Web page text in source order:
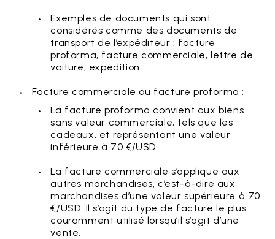
Exemples de documents qui sont
considérés comme des documents de
transport de l’expéditeur : facture
proforma, facture commerciale, lettre de
voiture, expédition.
Facture commerciale ou facture proforma :
La facture proforma convient aux biens
sans valeur commerciale, tels que les
cadeaux, et représentant une valeur
inférieure à 70 €/USD.
La facture commerciale s’applique aux
autres marchandises, c’est-à-dire aux
marchandises d’une valeur supérieure à 70
€/USD. Il s’agit du type de facture le plus
couramment utilisé lorsqu’il s’agit d’une
vente.